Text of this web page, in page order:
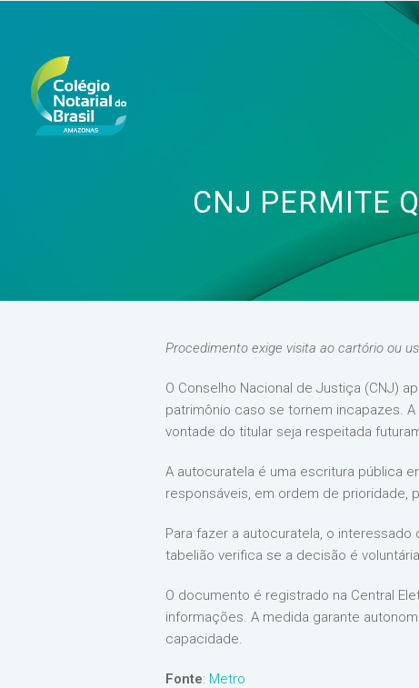
CNJ PERMITE
Procedimento exige visita ao cartório ou
O Conselho Nacional de Justiça (CNJ)
patrimônio caso se tornem incapazes.
vontade do titular seja respeitada
A autocuratela é uma escritura pública
responsáveis, em ordem de prioridade,
Para fazer a autocuratela, o
tabelião verifica se a decisão é
O documento é registrado na Central
informações. A medida garante
capacidade.
Fonte: Metro